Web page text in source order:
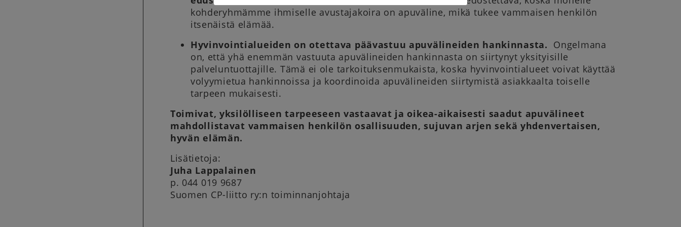
kohderyhmämme ihmiselle avustajakoira on apuväline, mikä tukee vammaisen henkilön
itsenäistä elämää.
Hyvinvointialueiden on otettava päävastuu apuvälineiden hankinnasta. Ongelmana
on, että yhä enemmän vastuuta apuvälineiden hankinnasta on siirtynyt yksityisille
palveluntuottajille. Tämä ei ole tarkoituksenmukaista, koska hyvinvointialueet voivat käyttää
volyymietua hankinnoissa ja koordinoida apuvälineiden siirtymistä asiakkaalta toiselle
tarpeen mukaisesti.
Toimivat, yksilölliseen tarpeeseen vastaavat ja oikea-aikaisesti saadut apuvälineet
mahdollistavat vammaisen henkilön osallisuuden, sujuvan arjen sekä yhdenvertaisen,
hyvän elämän.
Lisätietoja:
Juha Lappalainen
p. 044 019 9687
Suomen CP-liitto ry:n toiminnanjohtaja